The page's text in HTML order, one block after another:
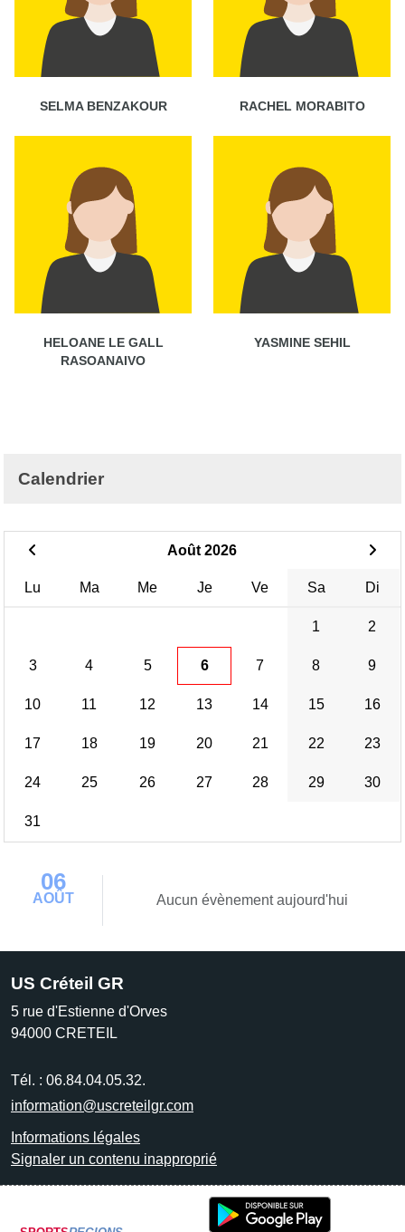
SELMA BENZAKOUR RACHEL MORABITO
HELOANE LE GALL
RASOANAIVO
YASMINE SEHIL
Calendrier
Août 2026
Lu Ma Me Je Ve Sa Di
1 2
3 4 5 6 7 8 9
10 11 12 13 14 15 16
17 18 19 20 21 22 23
24 25 26 27 28 29 30
31
06
AOÛT Aucun évènement aujourd'hui
US Créteil GR
5 rue d'Estienne d'Orves
94000 CRETEIL
Tél. : 06.84.04.05.32.
information@uscreteilgr.com
Informations légales
Signaler un contenu inapproprié